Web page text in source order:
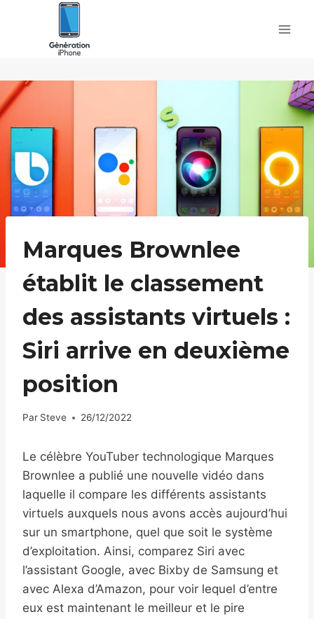
Marques Brownlee
établit le classement
des assistants virtuels :
Siri arrive en deuxième
position
Par Steve 26/12/2022
Le célèbre YouTuber technologique Marques
Brownlee a publié une nouvelle vidéo dans
laquelle il compare les différents assistants
virtuels auxquels nous avons accès aujourd’hui
sur un smartphone, quel que soit le système
d’exploitation. Ainsi, comparez Siri avec
l’assistant Google, avec Bixby de Samsung et
avec Alexa d’Amazon, pour voir lequel d’entre
eux est maintenant le meilleur et le pire